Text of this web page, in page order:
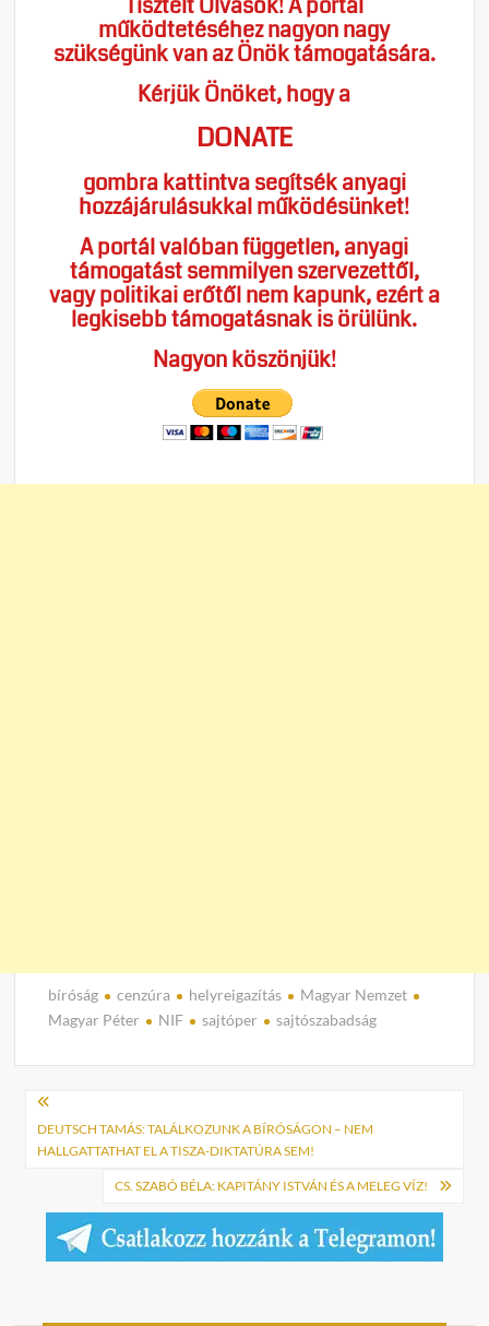
működtetéséhez nagyon nagy
szükségünk van az Önök támogatására.
Kérjük Önöket, hogy a
DONATE
gombra kattintva segítsék anyagi
hozzájárulásukkal működésünket!
A portál valóban független, anyagi
támogatást semmilyen szervezettől,
vagy politikai erőtől nem kapunk, ezért a
legkisebb támogatásnak is örülünk.
Nagyon köszönjük!
bíróság cenzúra helyreigazítás
Magyar Nemzet
Magyar Péter
NIF sajtóper sajtószabadság
Bejegyzés
navigáció
DEUTSCH TAMÁS: TALÁLKOZUNK A BÍRÓSÁGON – NEM
HALLGATTATHAT EL A TISZA-DIKTATÚRA SEM!
CS. SZABÓ BÉLA: KAPITÁNY ISTVÁN ÉS A MELEG VÍZ!